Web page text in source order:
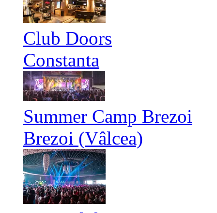
Club Doors
Constanta
Summer Camp Brezoi
Brezoi (Vâlcea)